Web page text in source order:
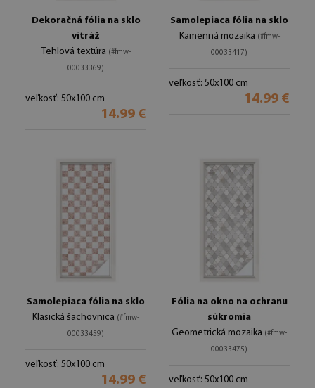
Dekoračná fólia na sklo
vitráž
Tehlová textúra (#fmw-
00033369)
veľkosť: 50x100 cm
14.99 €
Samolepiaca fólia na sklo
Kamenná mozaika (#fmw-
00033417)
veľkosť: 50x100 cm
14.99 €
Samolepiaca fólia na sklo
Klasická šachovnica (#fmw-
00033459)
veľkosť: 50x100 cm
14.99 €
Fólia na okno na ochranu
súkromia
Geometrická mozaika (#fmw-
00033475)
veľkosť: 50x100 cm